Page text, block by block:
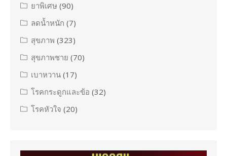
ยาพิเศษ (90)
ลดน้ำหนัก (7)
สุขภาพ (323)
สุขภาพชาย (70)
เบาหวาน (17)
โรคกระดูกและข้อ (32)
โรคหัวใจ (20)